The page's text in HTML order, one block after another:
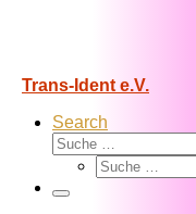
Trans-Ident e.V.
Search
Suche
Suche
Menü